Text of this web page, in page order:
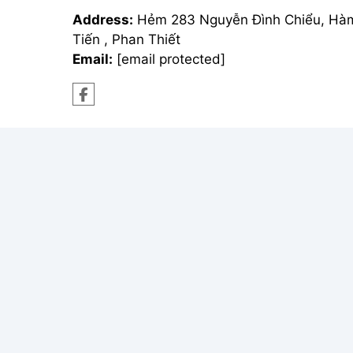
Address: Hẻm 283 Nguyễn Đình Chiểu,
Tiến , Phan Thiết
Email: [email protected]